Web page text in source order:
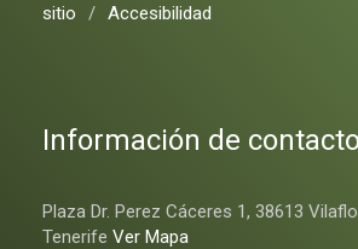
sitio
/ Accesibilidad
Información de
Plaza Dr. Perez Cáceres 1, 38613
Tenerife Ver Mapa